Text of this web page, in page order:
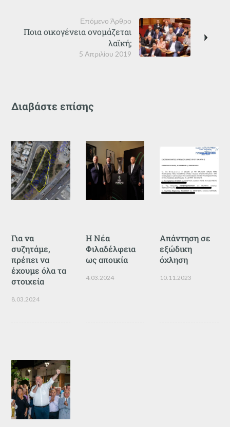
Επόμενο Άρθρο
5 Απριλίου 2019
Ποια οικογένεια ονομάζεται
λαϊκή;
Διαβάστε επίσης
Για να
συζητάμε,
πρέπει να
έχουμε όλα τα
στοιχεία
8.03.2024
Η Νέα
Φιλαδέλφεια
ως αποικία
4.03.2024
Απάντηση σε
εξώδικη
όχληση
10.11.2023